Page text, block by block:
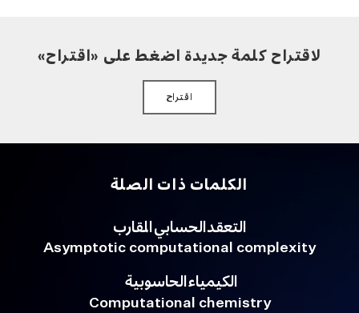
لاقتراح كلمة جديدة اضغط على «اقتراح»
اقتراح
الكلمات ذات الصلة
Asymptotic computational complexity
التعقد الحسابي المقارب
Computational chemistry
الكيمياء الحاسوبية